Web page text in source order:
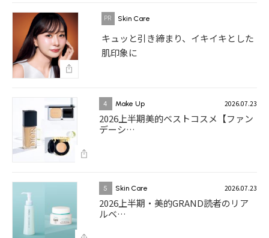
Skin Care
キュッと引き締まり、イキイキとした
肌印象に
4 Make Up 2026.07.23
2026上半期美的ベストコスメ【ファン
デーシ…
5 Skin Care 2026.07.23
2026上半期・美的GRAND読者のリア
ルベ…